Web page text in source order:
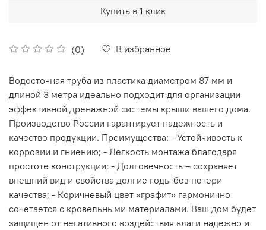
(0) В избранное
Купить в 1 клик
Водосточная труба из пластика диаметром 87 мм и
длиной 3 метра идеально подходит для организации
эффективной дренажной системы крыши вашего дома.
Производство России гарантирует надежность и
качество продукции. Преимущества: - Устойчивость к
коррозии и гниению; - Легкость монтажа благодаря
простоте конструкции; - Долговечность – сохраняет
внешний вид и свойства долгие годы без потери
качества; - Коричневый цвет «графит» гармонично
сочетается с кровельными материалами. Ваш дом будет
защищен от негативного воздействия влаги надежно и